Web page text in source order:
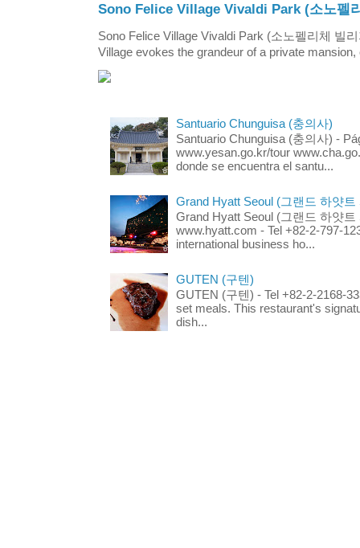
Sono Felice Village Vivaldi Park (소노펠
Sono Felice Village Vivaldi Park (소노펠리체 빌
Village evokes the grandeur of a private
Santuario Chunguisa (충의사)
Santuario Chunguisa (충의사) -
www.yesan.go.kr/tour
donde se encuentra el santu...
Grand Hyatt Seoul (그랜드 하얏트
Grand Hyatt Seoul (그랜드 하얏트
www.hyatt.com - Tel +82-2-797-
international business ho...
GUTEN (구텐)
GUTEN (구텐) - Tel +82-2-2168-
set meals. This restaurant's
dish...